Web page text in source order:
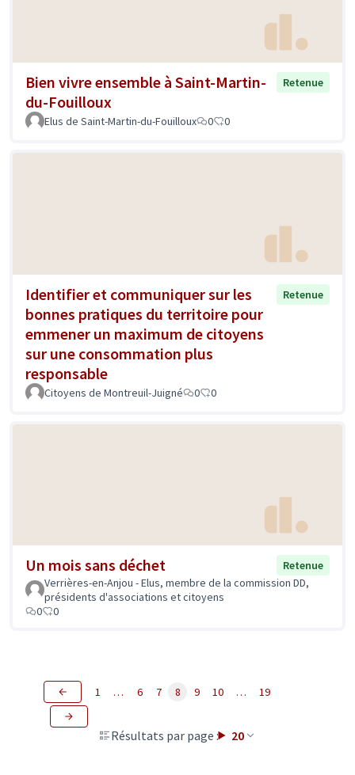
Bien vivre ensemble à Saint-Martin-
du-Fouilloux
Retenue
Elus de Saint-Martin-du-Fouilloux 0 0
Identifier et communiquer sur les
bonnes pratiques du territoire pour
emmener un maximum de citoyens
sur une consommation plus
responsable
Retenue
Citoyens de Montreuil-Juigné 0 0
Un mois sans déchet
Retenue
Verrières-en-Anjou - Elus, membre de la commission DD,
présidents d'associations et citoyens
0
0
Résultats par page : 20
1 … 6 7 8 9 10 … 19